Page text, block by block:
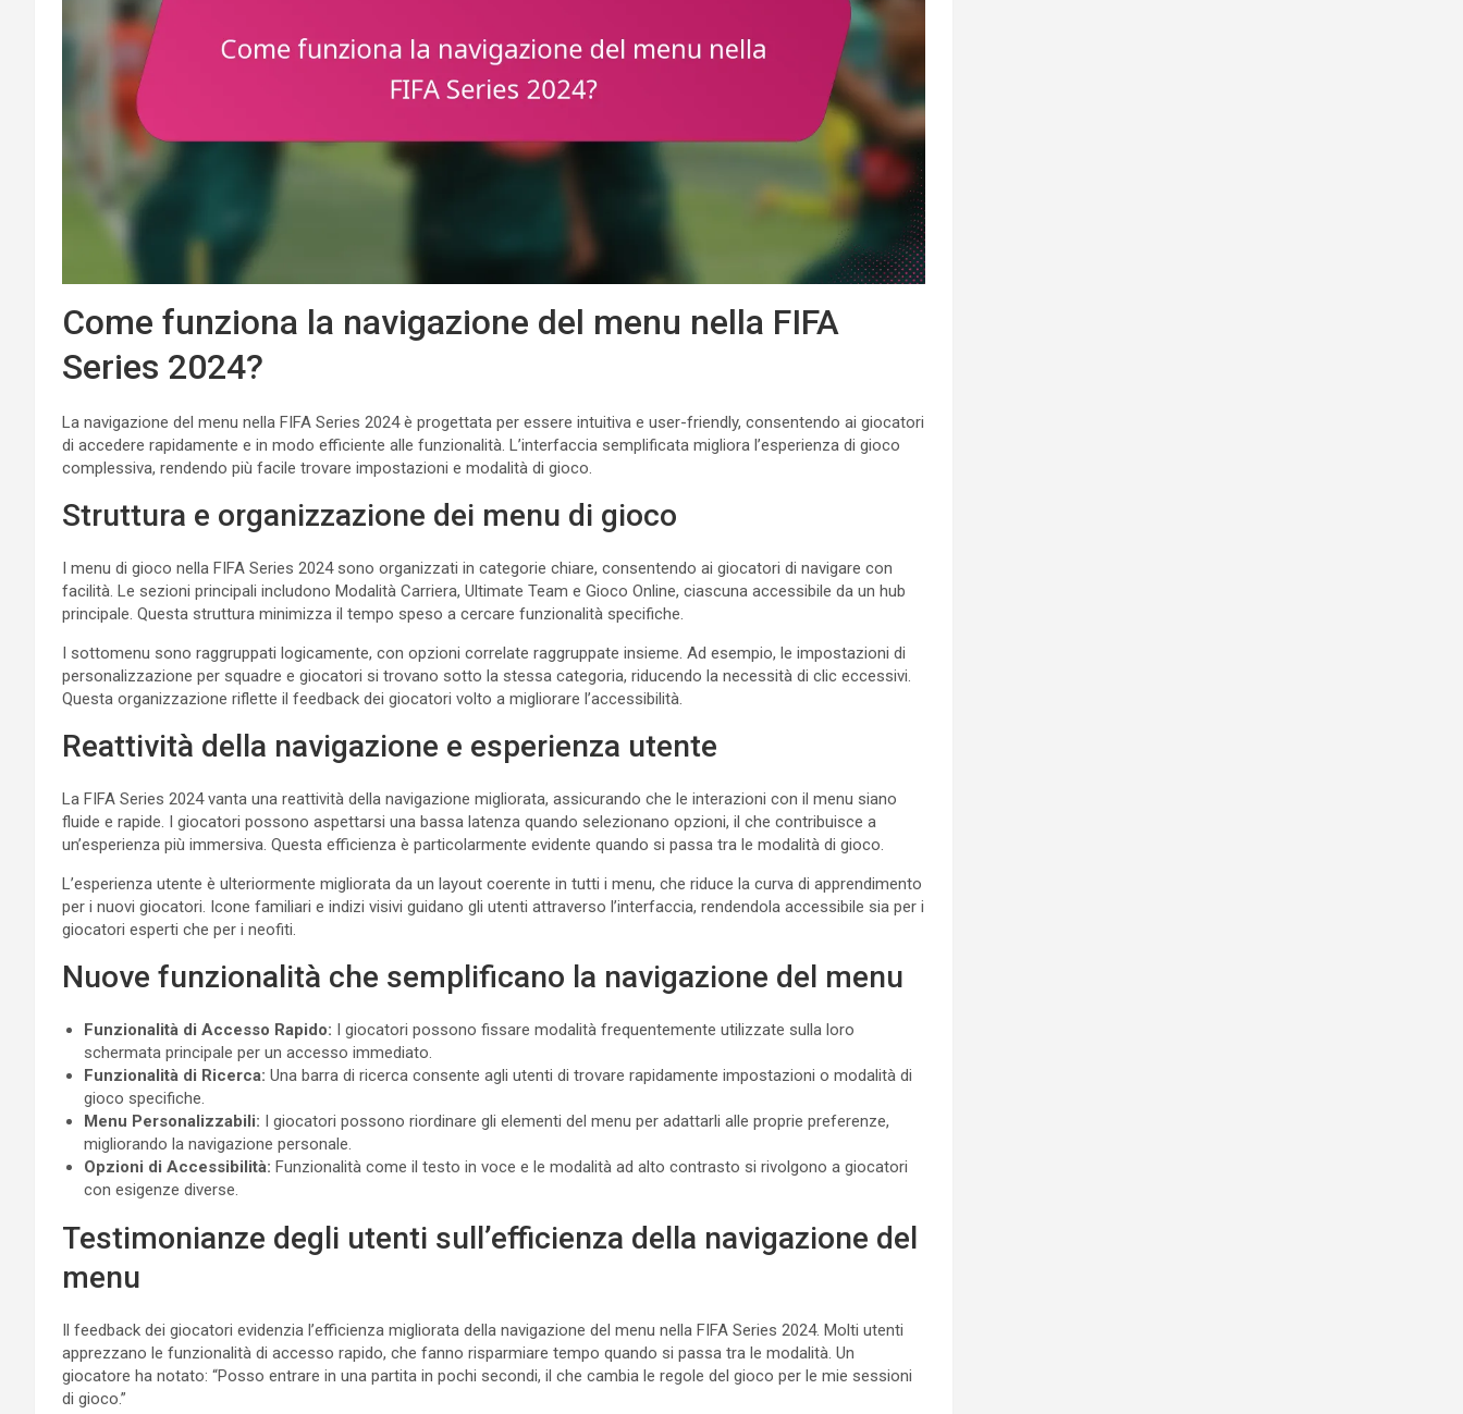
Come funziona la navigazione del menu nella FIFA
Series 2024?
La navigazione del menu nella FIFA Series 2024 è progettata per essere intuitiva e user-friendly, consentendo ai giocatori
di accedere rapidamente e in modo efficiente alle funzionalità. L’interfaccia semplificata migliora l’esperienza di gioco
complessiva, rendendo più facile trovare impostazioni e modalità di gioco.
Struttura e organizzazione dei menu di gioco
I menu di gioco nella FIFA Series 2024 sono organizzati in categorie chiare, consentendo ai giocatori di navigare con
facilità. Le sezioni principali includono Modalità Carriera, Ultimate Team e Gioco Online, ciascuna accessibile da un hub
principale. Questa struttura minimizza il tempo speso a cercare funzionalità specifiche.
I sottomenu sono raggruppati logicamente, con opzioni correlate raggruppate insieme. Ad esempio, le impostazioni di
personalizzazione per squadre e giocatori si trovano sotto la stessa categoria, riducendo la necessità di clic eccessivi.
Questa organizzazione riflette il feedback dei giocatori volto a migliorare l’accessibilità.
Reattività della navigazione e esperienza utente
La FIFA Series 2024 vanta una reattività della navigazione migliorata, assicurando che le interazioni con il menu siano
fluide e rapide. I giocatori possono aspettarsi una bassa latenza quando selezionano opzioni, il che contribuisce a
un’esperienza più immersiva. Questa efficienza è particolarmente evidente quando si passa tra le modalità di gioco.
L’esperienza utente è ulteriormente migliorata da un layout coerente in tutti i menu, che riduce la curva di apprendimento
per i nuovi giocatori. Icone familiari e indizi visivi guidano gli utenti attraverso l’interfaccia, rendendola accessibile sia per i
giocatori esperti che per i neofiti.
Nuove funzionalità che semplificano la navigazione del menu
Funzionalità di Accesso Rapido: I giocatori possono fissare modalità frequentemente utilizzate sulla loro
schermata principale per un accesso immediato.
Funzionalità di Ricerca: Una barra di ricerca consente agli utenti di trovare rapidamente impostazioni o modalità di
gioco specifiche.
Menu Personalizzabili: I giocatori possono riordinare gli elementi del menu per adattarli alle proprie preferenze,
migliorando la navigazione personale.
Opzioni di Accessibilità: Funzionalità come il testo in voce e le modalità ad alto contrasto si rivolgono a giocatori
con esigenze diverse.
Testimonianze degli utenti sull’efficienza della navigazione del
menu
Il feedback dei giocatori evidenzia l’efficienza migliorata della navigazione del menu nella FIFA Series 2024. Molti utenti
apprezzano le funzionalità di accesso rapido, che fanno risparmiare tempo quando si passa tra le modalità. Un
giocatore ha notato: “Posso entrare in una partita in pochi secondi, il che cambia le regole del gioco per le mie sessioni
di gioco.”